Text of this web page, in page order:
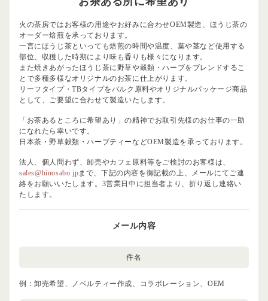
火の茶房ではお客様の用途やお好みに合わせOEM製造、ほうじ茶の
オーダー焙煎を承っております。
一言にほうじ茶といっても焙煎の時間や温度、葉や茎など使用する
部位、収穫した時期により味も香りも様々になります。
また焼きあがったほうじ茶に野草や穀類・ハーブをブレンドするこ
とで多種多様なオリジナルのお茶に仕上がります。
リーフタイプ・TBタイプをバルク原料やオリジナルパッケージ商品
として、ご要望に合わせて製造いたします。
「お茶あるところに希望あり」の精神でお取引先様のお仕事の一助
になれたら幸いです。
日本茶・野草穀類・ハーブティーなどOEM製造を承っております。
法人、個人問わず、卸売やカフェ原料等をご検討のお客様は、
sales@hinosabo.jpまで、下記の内容を御記載の上、メールにてご連
絡をお願いいたします。3営業日中に担当者より、折り返し連絡い
たします。
メール内容
件名
例：卸売希望、ノベルティー作成、コラボレーション、OEM